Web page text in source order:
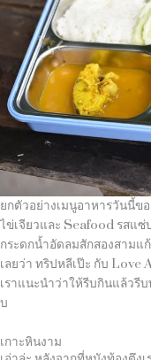
ยกตัวอย่างเมนูอาหารวันนี้ข
ไข่เจียวและ Seafood รสแซ่
กระดกน้ำอัดลมสักสองสาม
เลยว่า ทริปหลีเป๊ะ กับ Love
เราแนะนำว่าให้รีบกินแล้วรี
บ
เกาะหินงาม